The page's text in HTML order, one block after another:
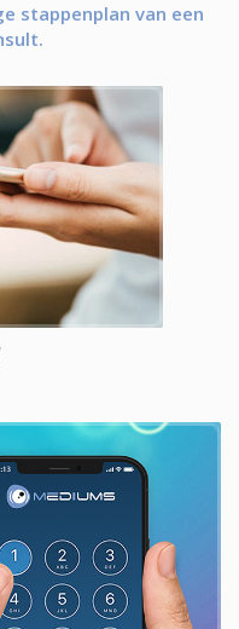
stappenplan van een